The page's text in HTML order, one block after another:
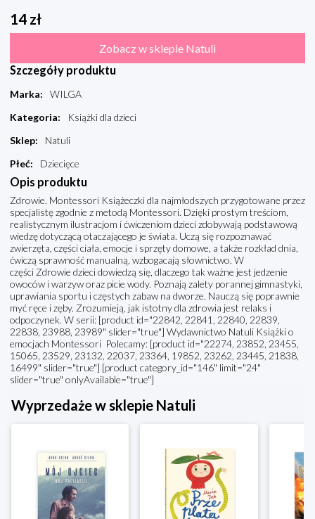
14 zł
Zobacz w sklepie Natuli
Szczegóły produktu
Marka:
WILGA
Kategoria:
Książki dla dzieci
Sklep:
Natuli
Płeć: Dziecięce
Opis produktu
Zdrowie. Montessori Książeczki dla najmłodszych przygotowane przez
specjalistę zgodnie z metodą Montessori. Dzięki prostym treściom,
realistycznym ilustracjom i ćwiczeniom dzieci zdobywają podstawową
wiedzę dotyczącą otaczającego je świata. Uczą się rozpoznawać
zwierzęta, części ciała, emocje i sprzęty domowe, a także rozkład dnia,
ćwiczą sprawność manualną, wzbogacają słownictwo. W
części Zdrowie dzieci dowiedzą się, dlaczego tak ważne jest jedzenie
owoców i warzyw oraz picie wody. Poznają zalety porannej gimnastyki,
uprawiania sportu i częstych zabaw na dworze. Nauczą się poprawnie
myć ręce i zęby. Zrozumieją, jak istotny dla zdrowia jest relaks i
odpoczynek. W serii: [product id="22842, 22841, 22840, 22839,
22838, 23988, 23989" slider="true"] Wydawnictwo Natuli Książki o
emocjach Montessori Polecamy: [product id="22274, 23852, 23455,
15065, 23529, 23132, 22037, 23364, 19852, 23262, 23445, 21838,
16499" slider="true"] [product category_id="146" limit="24"
slider="true" onlyAvailable="true"]
Wyprzedaże w sklepie Natuli